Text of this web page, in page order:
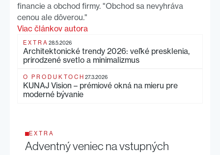
financie a obchod firmy. "Obchod sa nevyhráva
cenou ale dôverou."
Viac článkov autora
EXTRA 28.5.2026
Architektonické trendy 2026: veľké presklenia,
prirodzené svetlo a minimalizmus
O PRODUKTOCH 27.3.2026
KUNAJ Vision – prémiové okná na mieru pre
moderné bývanie
EXTRA
Adventný veniec na vstupných